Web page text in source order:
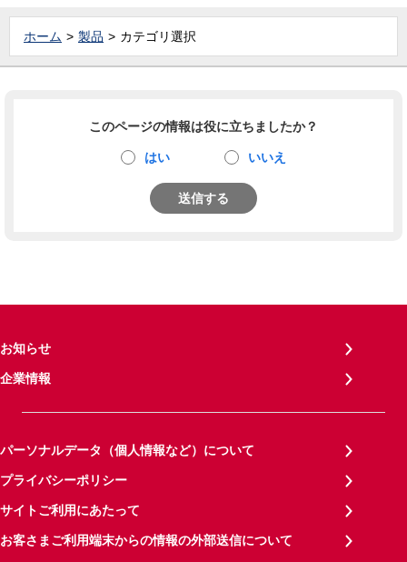
ホーム 製品 カテゴリ選択
このページの情報は役に立ちましたか？
はい いいえ
送信する
お知らせ
企業情報
パーソナルデータ（個人情報など）について
プライバシーポリシー
サイトご利用にあたって
お客さまご利用端末からの情報の外部送信について